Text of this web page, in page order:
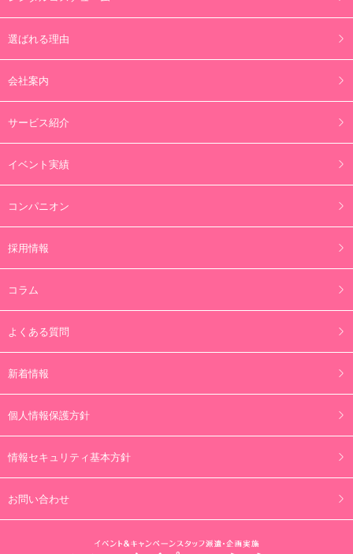
選ばれる理由
会社案内
サービス紹介
イベント実績
コンパニオン
採用情報
コラム
よくある質問
新着情報
個人情報保護方針
情報セキュリティ基本方針
お問い合わせ